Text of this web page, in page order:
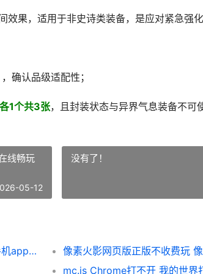
果，适用于非史诗类装备，是应对紧急强化
确认品级适配性；
各1个共3张，且封装状态与异界气息装备不可
线畅玩
05-12
没有了！
《DNF》手机游戏如何获取强化券 dnf手机app都有哪些
mc.js Chrome打不开 我的世界